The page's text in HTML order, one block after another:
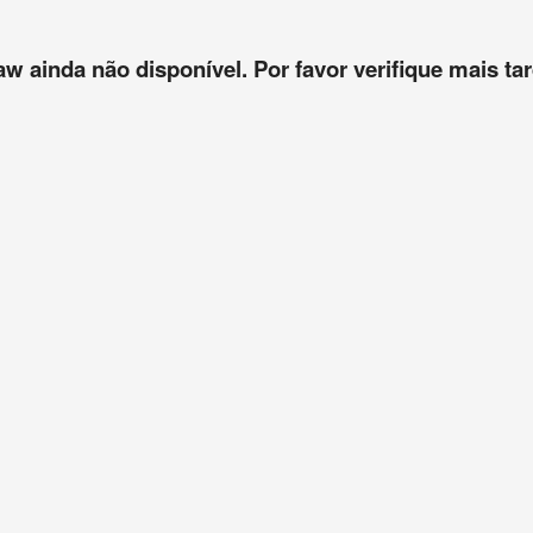
ainda não disponível. Por favor verifique mais